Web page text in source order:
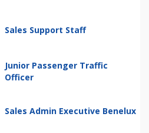
Sales Support Staff
Junior Passenger Traffic
Officer
Sales Admin Executive Benelux